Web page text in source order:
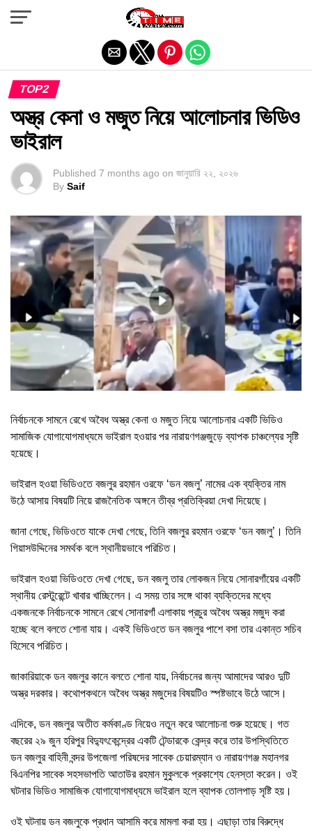
TOP2
অস্ত্র কেনা ও মজুত নিয়ে আলোচনার ভিডিও
ভাইরাল
Published 7 months ago on জানুয়ারি ২২, ২০২৬
By Saif
নির্বাচনকে সামনে রেখে অবৈধ অস্ত্র কেনা ও মজুত নিয়ে আলোচনার একটি ভিডিও
সামাজিক যোগাযোগমাধ্যমে ভাইরাল হওয়ার পর নারায়ণগঞ্জজুড়ে ব্যাপক চাঞ্চল্যের সৃষ্টি
হয়েছে।
ভাইরাল হওয়া ভিডিওতে বজলুর রহমান ওরফে ‘ডন বজলু’ নামের এক ব্যক্তির নাম
উঠে আসায় বিষয়টি নিয়ে রাজনৈতিক অঙ্গনে তীব্র প্রতিক্রিয়া দেখা দিয়েছে।
জানা গেছে, ভিডিওতে যাকে দেখা গেছে, তিনি বজলুর রহমান ওরফে ‘ডন বজলু’। তিনি
গিয়াসউদ্দিনের সমর্থক বলে স্থানীয়ভাবে পরিচিত।
ভাইরাল হওয়া ভিডিওতে দেখা গেছে, ডন বজলু তার লোকজন নিয়ে সোনারগাঁয়ের একটি
স্থানীয় রেস্টুরেন্টে খাবার খাচ্ছিলেন। এ সময় তার সঙ্গে থাকা ব্যক্তিদের মধ্যে
একজনকে নির্বাচনকে সামনে রেখে সোনারগাঁ এলাকায় প্রচুর অবৈধ অস্ত্র মজুদ করা
হচ্ছে বলে বলতে শোনা যায়। একই ভিডিওতে ডন বজলুর পাশে বসা তার একান্ত সচিব
হিসেবে পরিচিত।
জাকারিয়াকে ডন বজলুর কানে বলতে শোনা যায়, নির্বাচনের জন্য আমাদের আরও দুটি
অস্ত্র দরকার। কথোপকথনে অবৈধ অস্ত্র মজুদের বিষয়টিও স্পষ্টভাবে উঠে আসে।
এদিকে, ডন বজলুর অতীত কর্মকাণ্ড নিয়েও নতুন করে আলোচনা শুরু হয়েছে। গত
বছরের ২৯ জুন হরিপুর বিদ্যুৎকেন্দ্রের একটি টেন্ডারকে কেন্দ্র করে তার উপস্থিতিতে
ডন বজলুর বাহিনী বন্দর উপজেলা পরিষদের সাবেক চেয়ারম্যান ও নারায়ণগঞ্জ মহানগর
বিএনপির সাবেক সহসভাপতি আতাউর রহমান মুকুলকে প্রকাশ্যে হেনস্তা করেন। ওই
ঘটনার ভিডিও সামাজিক যোগাযোগমাধ্যমে ভাইরাল হলে ব্যাপক তোলপাড় সৃষ্টি হয়।
ওই ঘটনায় ডন বজলুকে প্রধান আসামি করে মামলা করা হয়। এছাড়া তার বিরুদ্ধে
Exit mobile version